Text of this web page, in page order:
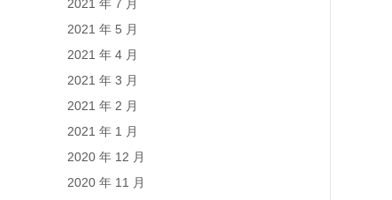
2021 年 7 月
2021 年 5 月
2021 年 4 月
2021 年 3 月
2021 年 2 月
2021 年 1 月
2020 年 12 月
2020 年 11 月